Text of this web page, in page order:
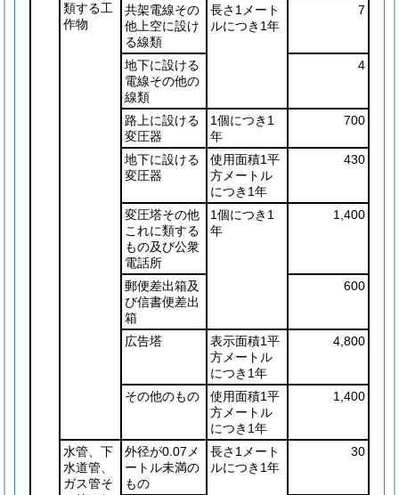
類する工
作物
共架電線その
他上空に設け
る線類
長さ1メート
ルにつき1年
7
地下に設ける
電線その他の
線類
4
路上に設ける
変圧器
1個につき1
年
700
地下に設ける
変圧器
使用面積1平
方メートル
につき1年
430
変圧塔その他
これに類する
もの及び公衆
電話所
1個につき1
年
1,400
郵便差出箱及
び信書便差出
箱
600
広告塔
表示面積1平
方メートル
につき1年
4,800
その他のもの
使用面積1平
方メートル
につき1年
1,400
水管、下
水道管、
ガス管そ
外径が0.07メ
ートル未満の
もの
長さ1メート
ルにつき1年
30